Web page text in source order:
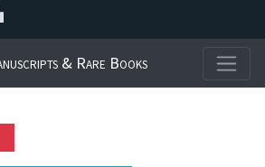
& Rare Books